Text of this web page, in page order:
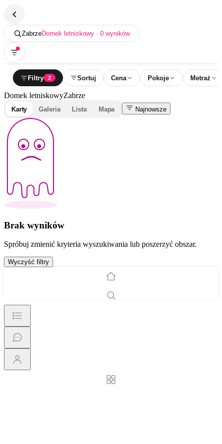
ZabrzeDomek letniskowy · 0 wyników
Filtry 2 Sortuj Cena Pokoje Metraż
Domek letniskowyZabrze
Karty Galeria Lista Mapa Najnowsze
Brak wyników
Spróbuj zmienić kryteria wyszukiwania lub poszerzyć obszar.
Wyczyść filtry